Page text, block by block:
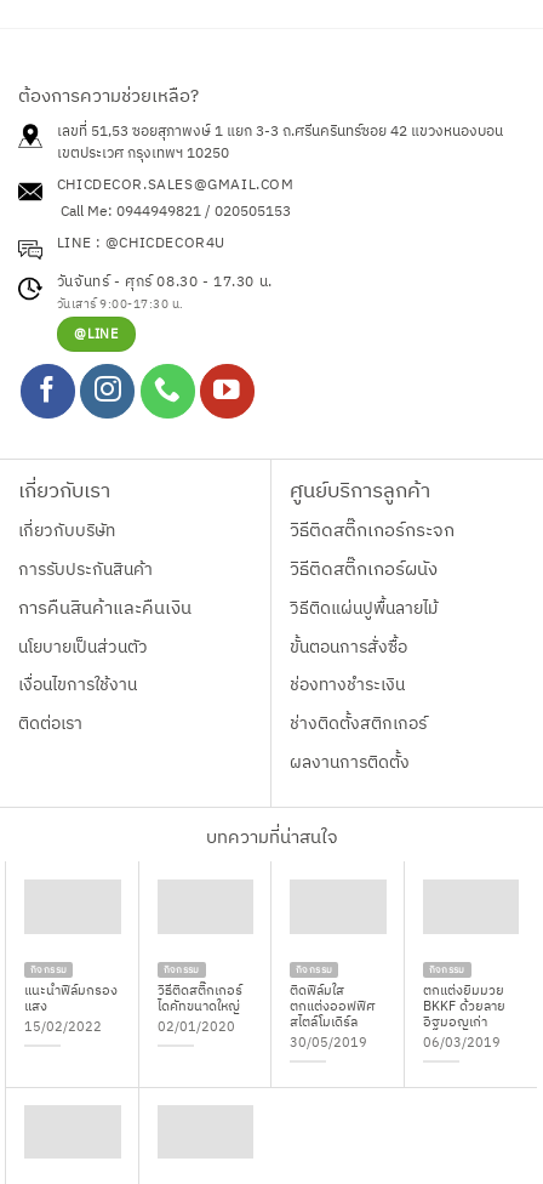
ต้องการความช่วยเหลือ?
เลขที่ 51,53 ซอยสุภาพงษ์ 1 แยก 3-3 ถ.ศรีนครินทร์ซอย 42แขวงหนองบอน
เขตประเวศ กรุงเทพฯ 10250
CHICDECOR.SALES@GMAIL.COM
Call Me: 0944949821 / 020505153
LINE : @CHICDECOR4U
วันจันทร์ - ศุกร์ 08.30 - 17.30 น.
วันเสาร์ 9:00-17:30 น.
@LINE
เกี่ยวกับเรา
เกี่ยวกับบริษัท
การรับประกันสินค้า
การคืนสินค้าและคืนเงิน
นโยบายเป็นส่วนตัว
เงื่อนไขการใช้งาน
ติดต่อเรา
ศูนย์บริการลูกค้า
วิธีติดสติ๊กเกอร์กระจก
วิธีติดสติ๊กเกอร์ผนัง
วิธีติดแผ่นปูพื้นลายไม้
ขั้นตอนการสั่งซื้อ
ช่องทางชำระเงิน
ช่างติดตั้งสติกเกอร์
ผลงานการติดตั้ง
บทความที่น่าสนใจ
กิจกรรม
แนะนำฟิล์มกรอง
แสง
15/02/2022
กิจกรรม
วิธีติดสติ๊กเกอร์
ไดคัทขนาดใหญ่
02/01/2020
กิจกรรม
ติดฟิล์มใส
ตกแต่งออฟฟิศ
สไตล์โมเดิร์ล
30/05/2019
กิจกรรม
ตกแต่งยิมมวย
BKKF ด้วยลาย
อิฐมอญเก่า
06/03/2019